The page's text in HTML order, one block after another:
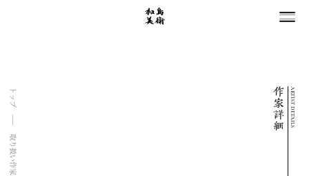
トップ
取り扱い作家
ARTIST DETAILS